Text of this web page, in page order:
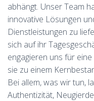
abhängt. Unser Team
innovative Lösungen
Dienstleistungen zu
sich auf ihr
engagieren uns für
sie zu einem
Bei allem, was wir tun,
Authentizität,